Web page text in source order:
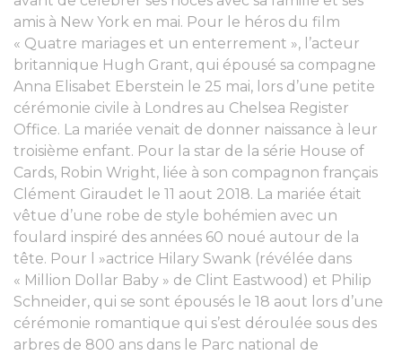
amis à New York en mai. Pour le héros du film
« Quatre mariages et un enterrement », l’acteur
britannique Hugh Grant, qui épousé sa compagne
Anna Elisabet Eberstein le 25 mai, lors d’une petite
cérémonie civile à Londres au Chelsea Register
Office. La mariée venait de donner naissance à leur
troisième enfant. Pour la star de la série House of
Cards, Robin Wright, liée à son compagnon français
Clément Giraudet le 11 aout 2018. La mariée était
vêtue d’une robe de style bohémien avec un
foulard inspiré des années 60 noué autour de la
tête. Pour l »actrice Hilary Swank (révélée dans
« Million Dollar Baby » de Clint Eastwood) et Philip
Schneider, qui se sont épousés le 18 aout lors d’une
cérémonie romantique qui s’est déroulée sous des
arbres de 800 ans dans le Parc national de